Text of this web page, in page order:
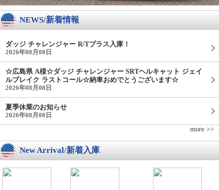
NEWS/新着情報
ダッジ チャレンジャー R/Tプラス入庫！
2026年08月08日
☆広島県 A様☆ダッジ チャレンジャー SRTヘルキャット ジェイ
ルブレイク ラストコール☆納車おめでとうございます☆
2026年08月08日
夏季休業のお知らせ
2026年08月08日
more >>
New Arrival/新着入庫